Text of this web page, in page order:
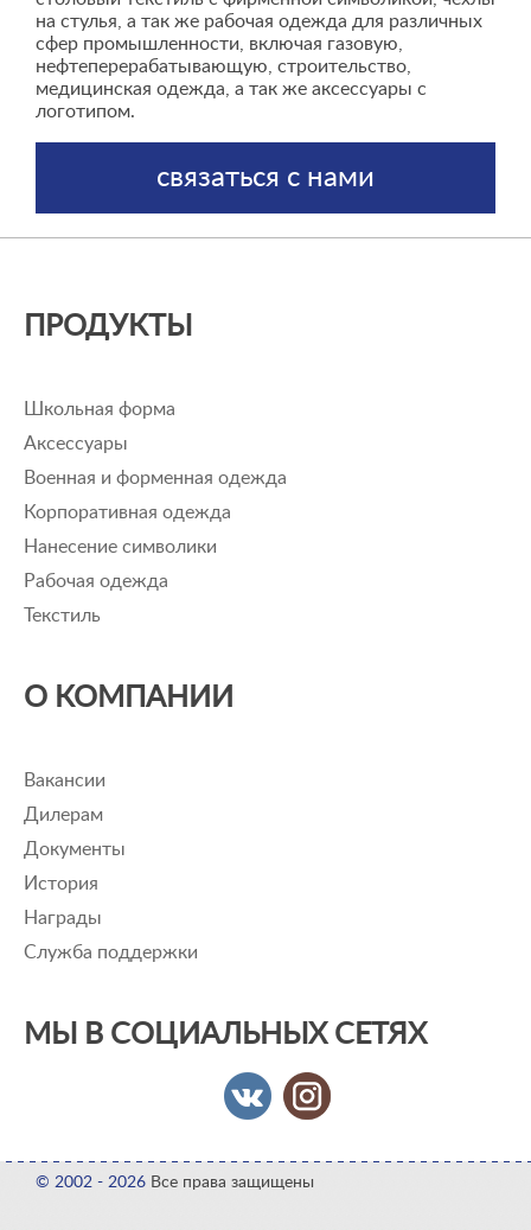
на стулья, а так же рабочая одежда для различных
сфер промышленности, включая газовую,
нефтеперерабатывающую, строительство,
медицинская одежда, а так же аксессуары с
логотипом.
связаться с нами
ПРОДУКТЫ
Школьная форма
Аксессуары
Военная и форменная одежда
Корпоративная одежда
Нанесение символики
Рабочая одежда
Текстиль
О КОМПАНИИ
Вакансии
Дилерам
Документы
История
Награды
Служба поддержки
МЫ В СОЦИАЛЬНЫХ СЕТЯХ
© 2002 - 2026 Все права защищены